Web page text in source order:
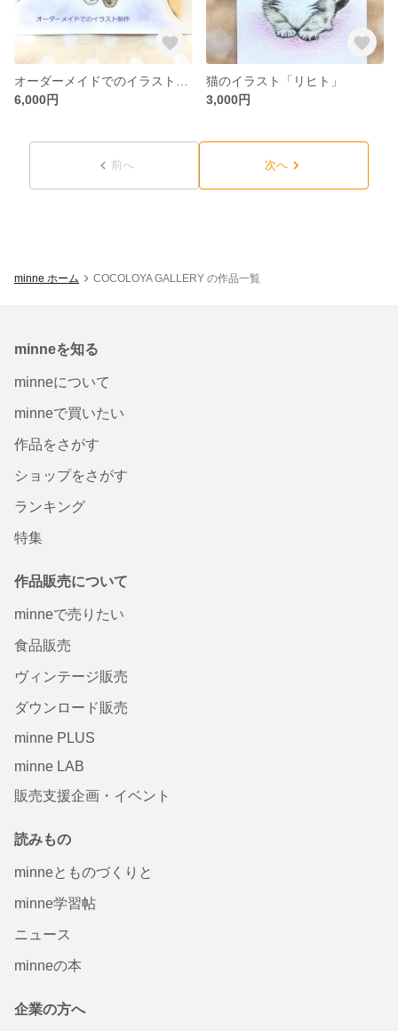
6,000円
猫のイラスト「リヒト」
3,000円
前へ 次へ
minne ホーム COCOLOYA GALLERY の作品一覧
minneを知る
minneについて
minneで買いたい
作品をさがす
ショップをさがす
ランキング
特集
作品販売について
minneで売りたい
食品販売
ヴィンテージ販売
ダウンロード販売
minne PLUS
minne LAB
販売支援企画・イベント
読みもの
minneとものづくりと
minne学習帖
ニュース
minneの本
企業の方へ